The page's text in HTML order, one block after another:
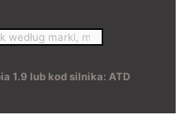
1.9 lub kod silnika: ATD